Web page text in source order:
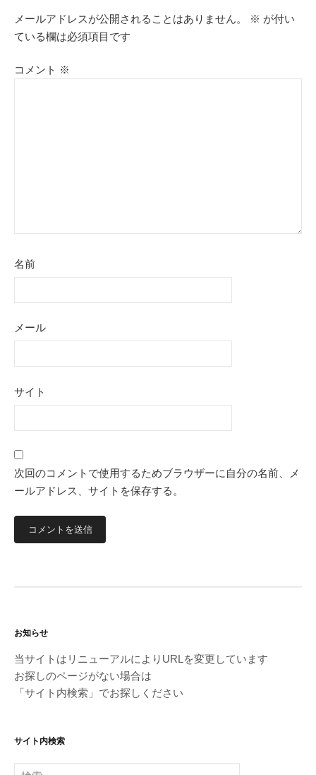
メールアドレスが公開されることはありません。 ※ が付い
ている欄は必須項目です
コメント ※
名前
メール
サイト
次回のコメントで使用するためブラウザーに自分の名前、メ
ールアドレス、サイトを保存する。
お知らせ
当サイトはリニューアルによりURLを変更しています
お探しのページがない場合は
「サイト内検索」でお探しください
サイト内検索
検